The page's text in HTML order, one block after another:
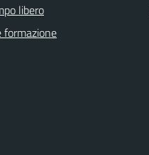
libero
formazione